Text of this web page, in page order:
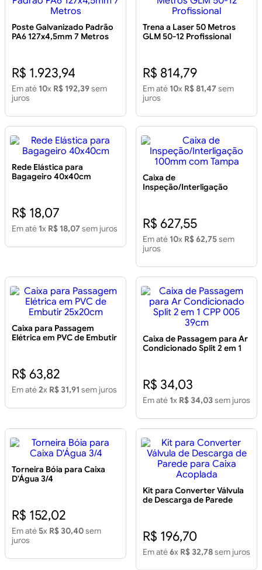
Poste Galvanizado Padrão
PA6 127x4,5mm 7 Metros
R$ 1.923,94
Em até 10x R$ 192,39sem
juros
Trena a Laser 50 Metros
GLM 50-12 Profissional
R$ 814,79
Em até 10x R$ 81,47 sem
juros
Rede Elástica para
Bagageiro 40x40cm
R$ 18,07
Em até 1x R$ 18,07 sem juros
Caixa de
Inspeção/Interligação
R$ 627,55
Em até 10x R$ 62,75sem
juros
Caixa para Passagem
Elétrica em PVC de Embutir
R$ 63,82
Em até2x R$ 31,91 sem juros
Caixa de Passagem para Ar
Condicionado Split 2 em 1
R$ 34,03
Em até 1x R$ 34,03sem juros
Torneira Bóia para Caixa
D'Água 3/4
R$ 152,02
Em até 5x R$ 30,40sem
juros
Kit para Converter Válvula
de Descarga de Parede
R$ 196,70
Em até6x R$ 32,78sem juros